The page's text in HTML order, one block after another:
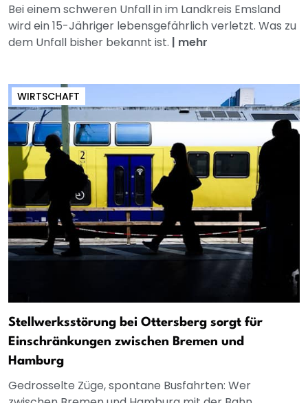
Bei einem schweren Unfall in im Landkreis Emsland
wird ein 15-Jähriger lebensgefährlich verletzt. Was zu
dem Unfall bisher bekannt ist. | mehr
WIRTSCHAFT
Stellwerksstörung bei Ottersberg sorgt für
Einschränkungen zwischen Bremen und
Hamburg
Gedrosselte Züge, spontane Busfahrten: Wer